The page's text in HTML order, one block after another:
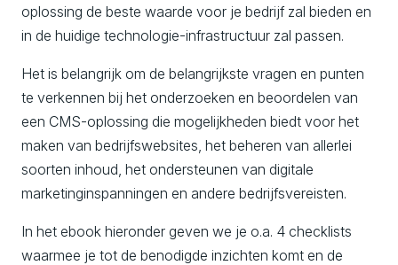
oplossing de beste waarde voor je bedrijf zal bieden en
in de huidige technologie-infrastructuur zal passen.
Het is belangrijk om de belangrijkste vragen en punten
te verkennen bij het onderzoeken en beoordelen van
een CMS-oplossing die mogelijkheden biedt voor het
maken van bedrijfswebsites, het beheren van allerlei
soorten inhoud, het ondersteunen van digitale
marketinginspanningen en andere bedrijfsvereisten.
In het ebook hieronder geven we je o.a. 4 checklists
waarmee je tot de benodigde inzichten komt en de